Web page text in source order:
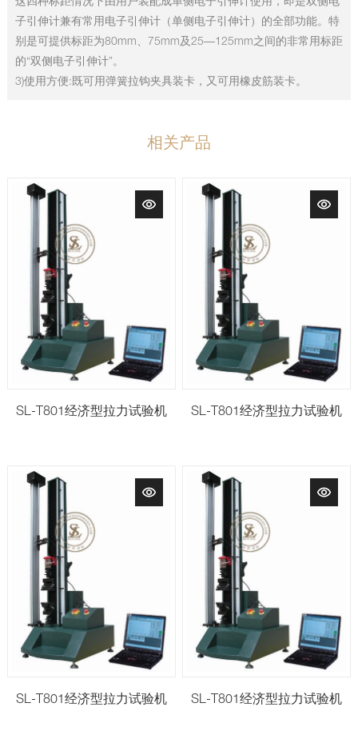
子引伸计兼有常用电子引伸计（单侧电子引伸计）的全部功能。特
别是可提供标距为80mm、75mm及25—125mm之间的非常用标距
的“双侧电子引伸计”。
3)使用方便:既可用弹簧拉钩夹具装卡，又可用橡皮筋装卡。
相关产品
SL-T801经济型拉力试验机 SL-T801经济型拉力试验机
SL-T801经济型拉力试验机 SL-T801经济型拉力试验机